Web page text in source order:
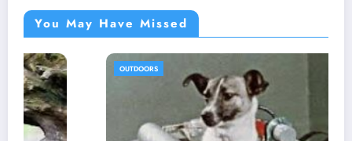
You May Have Missed
OUTDOORS